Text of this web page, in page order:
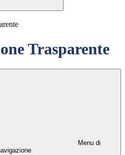
Trasparente
Menu di